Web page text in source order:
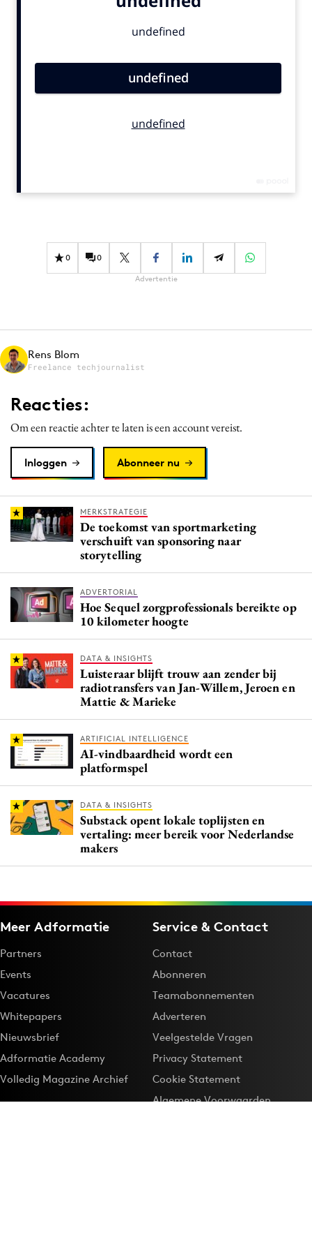
Gedragsverandering
Influencer marketing
Media
Merkstrategie
PR
Purpose Marketing
Reputatie & crisis
0 0
Advertentie
Rens Blom
Freelance techjournalist
Reacties:
Om een reactie achter te laten is een account vereist.
Inloggen Abonneer nu
MERKSTRATEGIE
De toekomst van sportmarketing
verschuift van sponsoring naar
storytelling
ADVERTORIAL
Hoe Sequel zorgprofessionals bereikte op
10 kilometer hoogte
DATA & INSIGHTS
Luisteraar blijft trouw aan zender bij
radiotransfers van Jan-Willem, Jeroen en
Mattie & Marieke
ARTIFICIAL INTELLIGENCE
AI-vindbaardheid wordt een
platformspel
DATA & INSIGHTS
Substack opent lokale toplijsten en
vertaling: meer bereik voor Nederlandse
makers
Meer Adformatie
Partners
Events
Vacatures
Whitepapers
Nieuwsbrief
Adformatie Academy
Volledig Magazine Archief
Service & Contact
Contact
Abonneren
Teamabonnementen
Adverteren
Veelgestelde Vragen
Privacy Statement
Cookie Statement
Algemene Voorwaarden